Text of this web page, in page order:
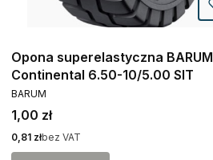
Opona superelastyczna BARUM
Continental 6.50-10/5.00 SIT
PRODUCENT
BARUM
Cena
1,00 zł
Cena
0,81 złbez VAT